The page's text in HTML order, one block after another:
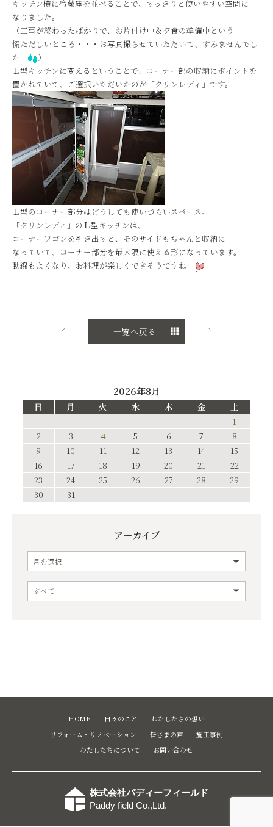
キッチン横に冷蔵庫を並べることで、すっきりと使いやすい空間に
なりました。
（工事が終わったばかりで、お片付け中＆夕食の準備中という
慌ただしいところ・・・お写真撮らせていただいて、すみませんでし
た
）
Ｌ型キッチンに変えるということで、コーナー部の収納にポイントを
置かれていて、ご選択いただいたのが「クリンレディ」です。
Ｌ型のコーナー部分はどうしても使いづらいスペース。
「クリンレディ」のＬ型キッチンは、
コーナーワゴンを引き出すと、そのサイドもちゃんと収納に
なっていて、コーナー部分を最大限に使える形になっています。
動線もよくなり、お料理が楽しくできそうですね
一覧へ戻る
2026年8月
日 月 火 水 木 金
土
1
2
3 4 5 6 7
8
9
10 11 12 13 14
15
16
17 18 19 20 21
22
23
24 25 26 27 28
29
30
31
アーカイブ
HOME 日々のこと
わたしたちの想い
リフォーム・リノベーション
皆さまの声
施工事例
わたしたちについて
お問い合わせ
株式会社パディーフィールド
Paddy field Co.,Ltd.